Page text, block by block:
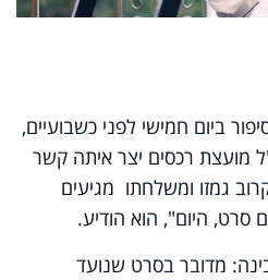
ביום חמישי לפני כשבועיים,
מועצת רכסים יצר איתה קשר
גמזו ומשלחתו מגיעים
סרט, היום", הוא הודיע.
מדובר בסרט שנועד